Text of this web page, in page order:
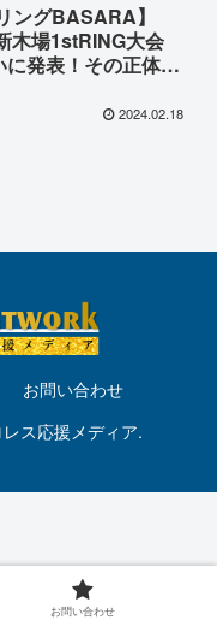
ングBASARA】
木場1stRING大会
に発表！その正体は
2024.02.18
お問い合わせ
ス応援メディア.
お問い合わせ